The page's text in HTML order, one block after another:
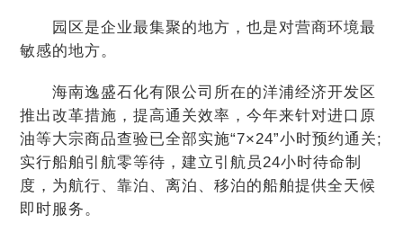
园区是企业最集聚的地方，也是对营商环境最
敏感的地方。
海南逸盛石化有限公司所在的洋浦经济开发区
推出改革措施，提高通关效率，今年来针对进口原
油等大宗商品查验已全部实施“7×24”小时预约通关;
实行船舶引航零等待，建立引航员24小时待命制
度，为航行、靠泊、离泊、移泊的船舶提供全天候
即时服务。